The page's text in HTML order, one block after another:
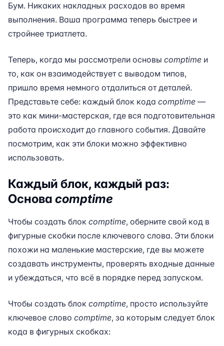
Бум. Никаких накладных расходов во время
выполнения. Ваша программа теперь быстрее и
стройнее триатлета.
Теперь, когда мы рассмотрели основы comptime и
то, как он взаимодействует с выводом типов,
пришло время немного отдалиться от деталей.
Представьте себе: каждый блок кода comptime —
это как мини-мастерская, где вся подготовительная
работа происходит до главного события. Давайте
посмотрим, как эти блоки можно эффективно
использовать.
Каждый блок, каждый раз:
Основа comptime
Чтобы создать блок comptime, оберните свой код в
фигурные скобки после ключевого слова. Эти блоки
похожи на маленькие мастерские, где вы можете
создавать инструменты, проверять входные данные
и убеждаться, что всё в порядке перед запуском.
Чтобы создать блок comptime, просто используйте
ключевое слово comptime, за которым следует блок
кода в фигурных скобках: